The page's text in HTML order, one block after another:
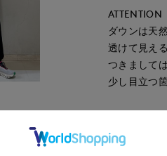
ATTENTION
ダウンは天
透けて見え
つきまして
少し目立つ
画像の商品
が若干変更